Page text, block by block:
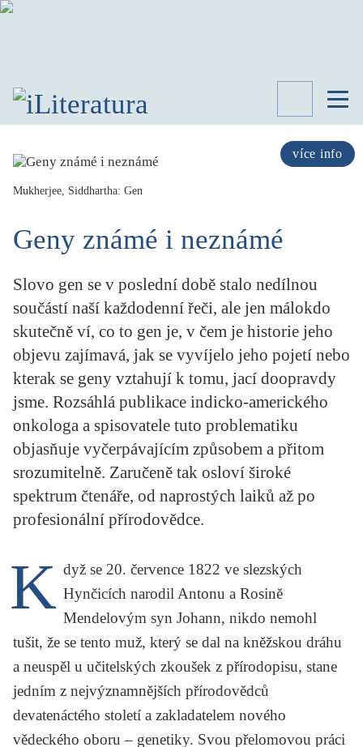
více info
SPISOVATELÉ
KNIHY
KATEGORIE
STUDIE
PORTRÉT
KRITIKA PŘEKLADU
UKÁZKA
SLOUPEK
Mukherjee, Siddhartha: Gen
Geny známé i neznámé
Slovo gen se v poslední době stalo nedílnou
součástí naší každodenní řeči, ale jen málokdo
skutečně ví, co to gen je, v čem je historie jeho
objevu zajímavá, jak se vyvíjelo jeho pojetí nebo
kterak se geny vztahují k tomu, jací doopravdy
jsme. Rozsáhlá publikace indicko-amerického
onkologa a spisovatele tuto problematiku
objasňuje vyčerpávajícím způsobem a přitom
srozumitelně. Zaručeně tak osloví široké
spektrum čtenáře, od naprostých laiků až po
profesionální přírodovědce.
K dyž se 20. července 1822 ve slezských
Hynčicích narodil Antonu a Rosině
Mendelovým syn Johann, nikdo nemohl
tušit, že se tento muž, který se dal na kněžskou dráhu
a neuspěl u učitelských zkoušek z přírodopisu, stane
jedním z nejvýznamnějších přírodovědců
devatenáctého století a zakladatelem nového
vědeckého oboru – genetiky. Svou přelomovou práci